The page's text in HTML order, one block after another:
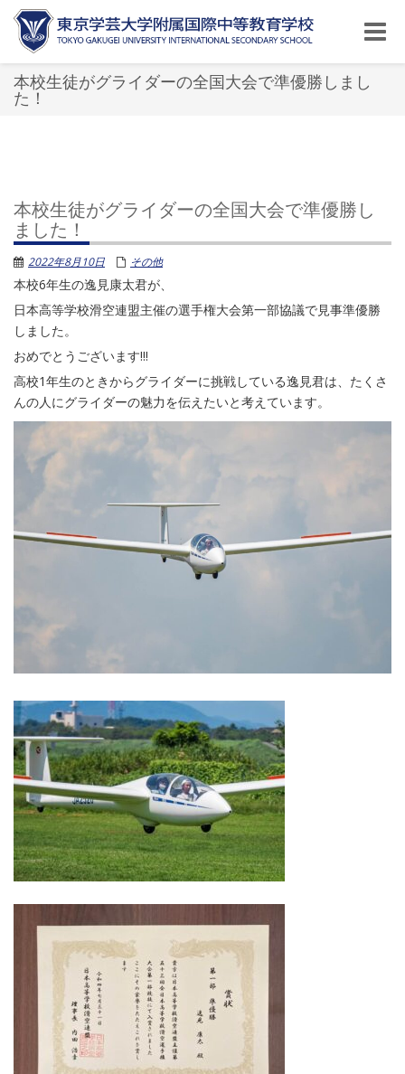
Toggle
本校生徒がグライダーの全国大会で準優勝しまし
た！
本校生徒がグライダーの全国大会で準優勝し
ました！
2022年8月10日 その他
本校6年生の逸見康太君が、
日本高等学校滑空連盟主催の選手権大会第一部協議で見事準優勝
しました。
おめでとうございます!!!
高校1年生のときからグライダーに挑戦している逸見君は、たくさ
んの人にグライダーの魅力を伝えたいと考えています。